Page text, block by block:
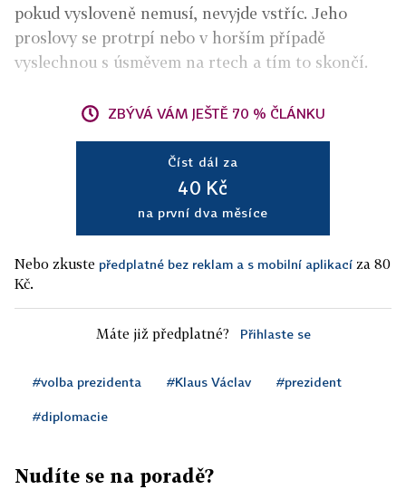
pokud vysloveně nemusí, nevyjde vstříc. Jeho
proslovy se protrpí nebo v horším případě
vyslechnou s úsměvem na rtech a tím to skončí.
ZBÝVÁ VÁM JEŠTĚ 70 % ČLÁNKU
Číst dál za
40 Kč
na první dva měsíce
Nebo zkuste předplatné bez reklam a s mobilní aplikací za 80
Kč.
Máte již předplatné? Přihlaste se
#volba prezidenta #Klaus Václav #prezident
#diplomacie
Nudíte se na poradě?